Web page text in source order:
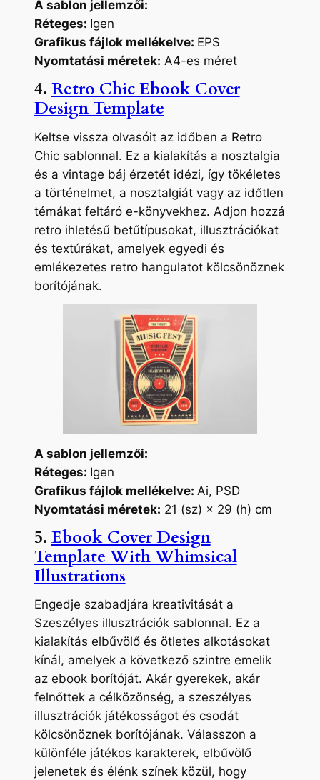
A sablon jellemzői:
Réteges: Igen
Grafikus fájlok mellékelve: EPS
Nyomtatási méretek: A4-es méret
4. Retro Chic Ebook Cover
Design Template
Keltse vissza olvasóit az időben a Retro
Chic sablonnal. Ez a kialakítás a nosztalgia
és a vintage báj érzetét idézi, így tökéletes
a történelmet, a nosztalgiát vagy az időtlen
témákat feltáró e-könyvekhez. Adjon hozzá
retro ihletésű betűtípusokat, illusztrációkat
és textúrákat, amelyek egyedi és
emlékezetes retro hangulatot kölcsönöznek
borítójának.
A sablon jellemzői:
Réteges: Igen
Grafikus fájlok mellékelve: Ai, PSD
Nyomtatási méretek: 21 (sz) × 29 (h) cm
5.Ebook Cover Design
Template With Whimsical
Illustrations
Engedje szabadjára kreativitását a
Szeszélyes illusztrációk sablonnal. Ez a
kialakítás elbűvölő és ötletes alkotásokat
kínál, amelyek a következő szintre emelik
az ebook borítóját. Akár gyerekek, akár
felnőttek a célközönség, a szeszélyes
illusztrációk játékosságot és csodát
kölcsönöznek borítójának. Válasszon a
különféle játékos karakterek, elbűvölő
jelenetek és élénk színek közül, hogy